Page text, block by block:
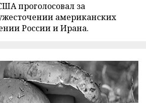
проголосовал за
американских
России и Ирана.